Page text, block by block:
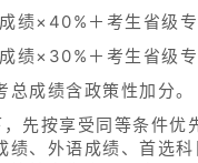
绩×40%＋考生省级
绩×30%＋考生省级
成绩含政策性加分。
，先按享受同等条件
绩、外语成绩、首选